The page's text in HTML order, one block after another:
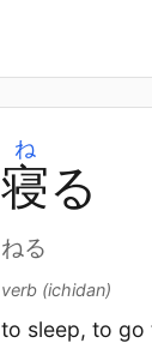
寝
ね
る
ねる
verb (ichidan)
to sleep, to go